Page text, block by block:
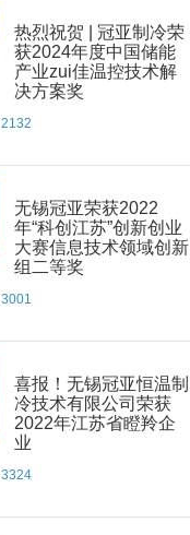
热烈祝贺 | 冠亚制冷荣
获2024年度中国储能
产业zui佳温控技术解
决方案奖
2132
无锡冠亚荣获2022
年“科创江苏”创新创业
大赛信息技术领域创新
组二等奖
3001
喜报！无锡冠亚恒温制
冷技术有限公司荣获
2022年江苏省瞪羚企
业
3324